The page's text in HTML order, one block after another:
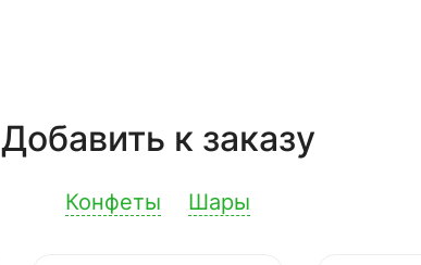
Добавить к заказу
Конфеты Шары